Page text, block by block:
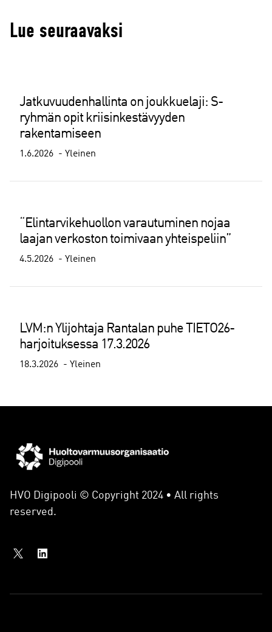
Lue seuraavaksi
Jatkuvuudenhallinta on joukkuelaji: S-
ryhmän opit kriisinkestävyyden
rakentamiseen
1.6.2026 Yleinen
“Elintarvikehuollon varautuminen nojaa
laajan verkoston toimivaan yhteispeliin”
4.5.2026 Yleinen
LVM:n Ylijohtaja Rantalan puhe TIETO26-
harjoituksessa 17.3.2026
18.3.2026 Yleinen
HVO Digipooli © Copyright 2024 • All rights
reserved.